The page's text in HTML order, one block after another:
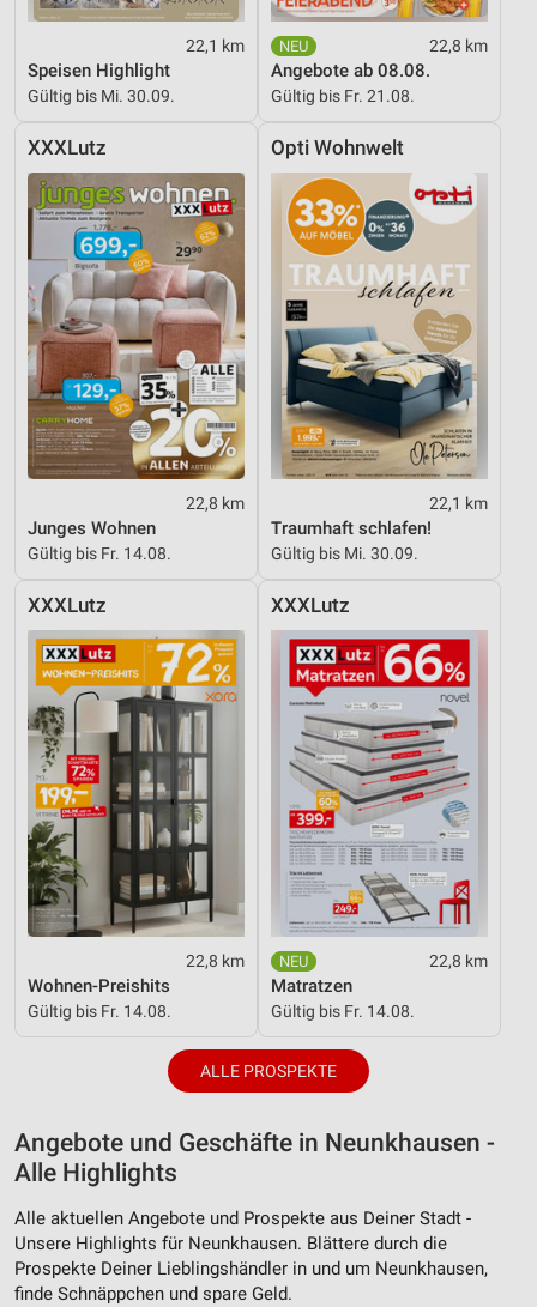
22,1 km
Speisen Highlight
Gültig bis Mi. 30.09.
22,8 km
Angebote ab 08.08.
Gültig bis Fr. 21.08.
XXXLutz
22,8 km
Junges Wohnen
Gültig bis Fr. 14.08.
Opti Wohnwelt
22,1 km
Traumhaft schlafen!
Gültig bis Mi. 30.09.
XXXLutz
22,8 km
Wohnen-Preishits
Gültig bis Fr. 14.08.
XXXLutz
22,8 km
Matratzen
Gültig bis Fr. 14.08.
ALLE PROSPEKTE
Angebote und Geschäfte in Neunkhausen -
Alle Highlights
Alle aktuellen Angebote und Prospekte aus Deiner Stadt -
Unsere Highlights für Neunkhausen. Blättere durch die
Prospekte Deiner Lieblingshändler in und um Neunkhausen,
finde Schnäppchen und spare Geld.
Werbung